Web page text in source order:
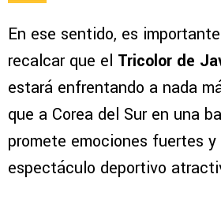
En ese sentido, es
recalcar que el Tricolor de
estará enfrentando a nada
que a Corea del Sur en una
promete emociones fuertes y
espectáculo deportivo